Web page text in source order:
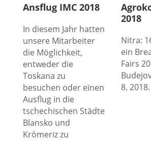
Ansflug IMC 2018
In diesem Jahr hatten
unsere Mitarbeiter
die Möglichkeit,
entweder die
Toskana zu
besuchen oder einen
Ausflug in die
tschechischen Städte
Blansko und
Krömeriz zu
2018
Nitra:
ein
Fairs
8. 2018.